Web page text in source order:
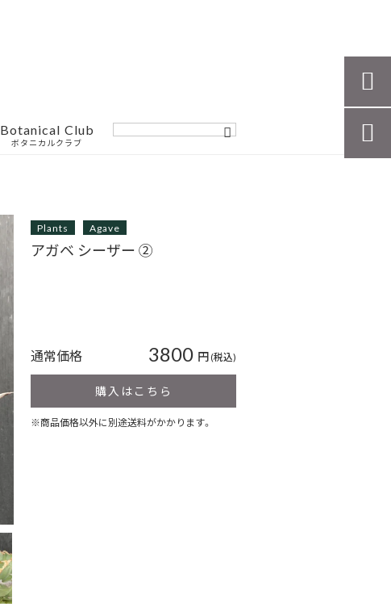
Botanical Club
ボタニカルクラブ
Plants Agave
アガベ シーザー ②
通常価格 3800 円(税込)
購入はこちら
※商品価格以外に別途送料がかかります。

